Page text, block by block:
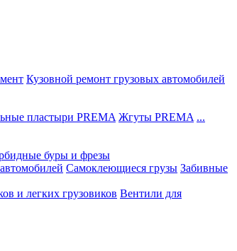
Кузовной ремонт грузовых автомобилей
пластыри PREMA Жгуты PREMA ...
буры и фрезы
Самоклеющиеся грузы Забивные
и легких грузовиков Вентили для